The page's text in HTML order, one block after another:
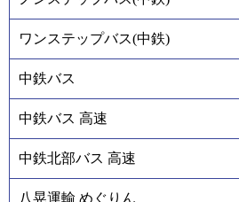
ワンステップバス(中鉄)
中鉄バス
中鉄バス 高速
中鉄北部バス 高速
八晃運輸 めぐりん